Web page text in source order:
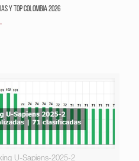
y Top Colombia 2026
U-Sapiens-2025-2